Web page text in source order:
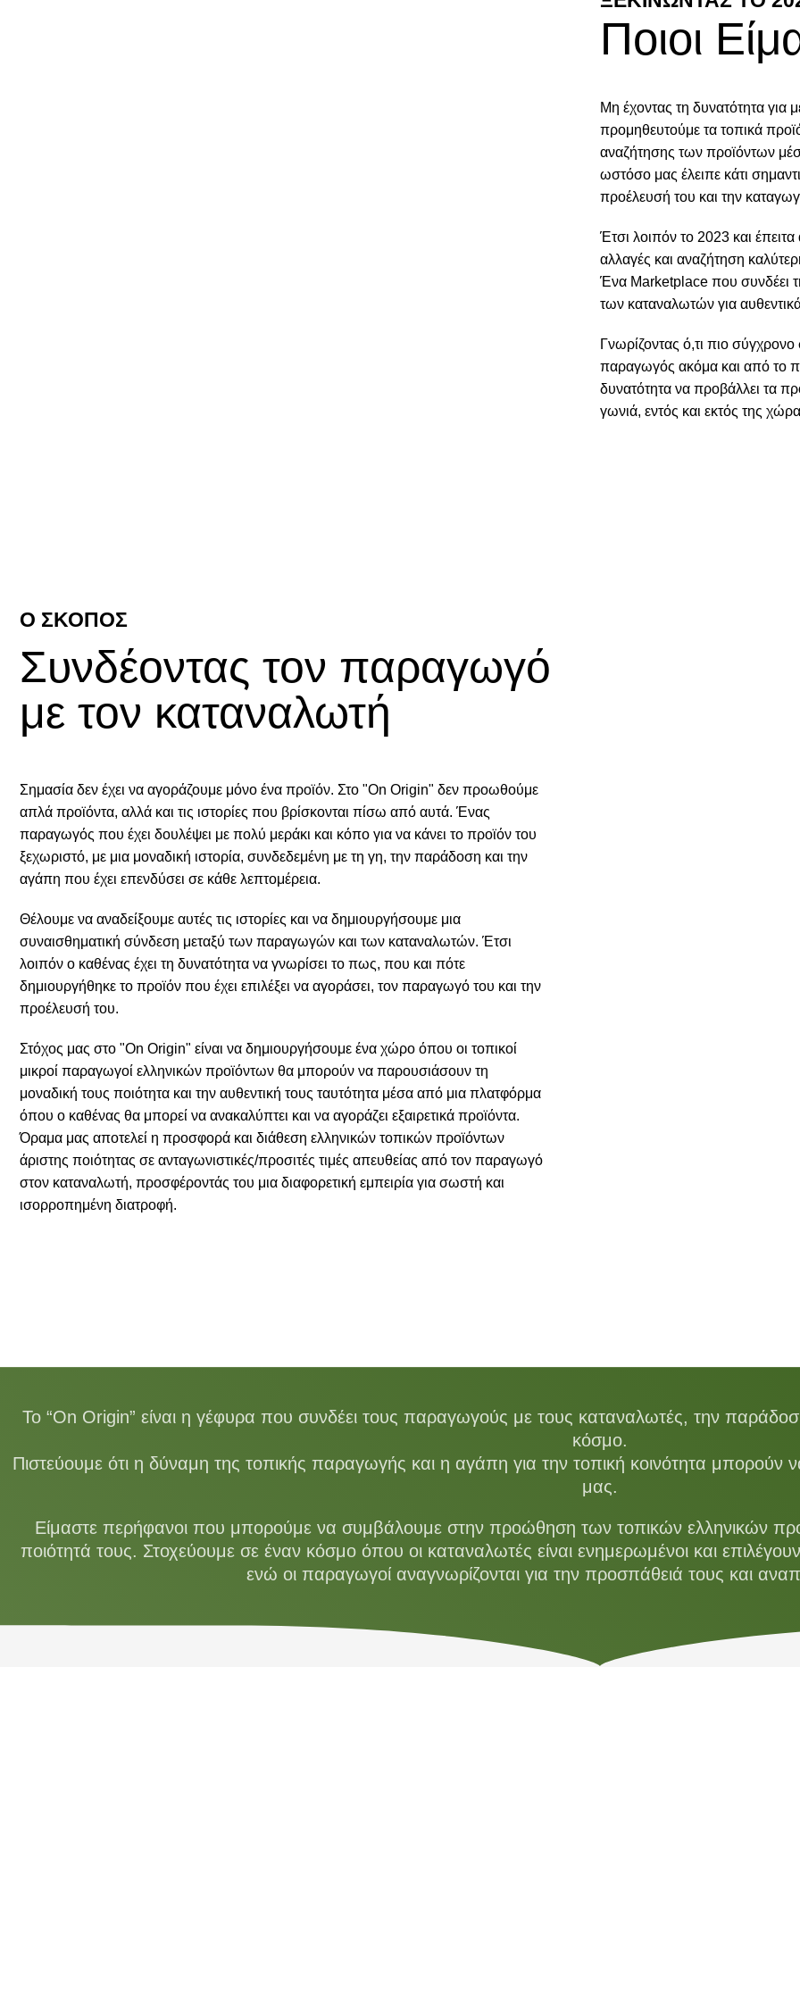
Ποιοι
Μη έχοντας τη δυνατότητα
προμηθευτούμε τα τοπικά
αναζήτησης των προϊόντων
ωστόσο μας έλειπε κάτι
προέλευσή του και την
Έτσι λοιπόν το 2023 και
αλλαγές και αναζήτηση
Ένα Μarketplace που συνδέει
των καταναλωτών για
Γνωρίζοντας ό,τι πιο
παραγωγός ακόμα και από το
δυνατότητα να προβάλλει τα
γωνιά, εντός και εκτός της
Ο ΣΚΟΠΟΣ
Συνδέοντας τον παραγωγό
με τον καταναλωτή
Σημασία δεν έχει να αγοράζουμε μόνο ένα προϊόν. Στο "On Origin" δεν προωθούμε
απλά προϊόντα, αλλά και τις ιστορίες που βρίσκονται πίσω από αυτά. Ένας
παραγωγός που έχει δουλέψει με πολύ μεράκι και κόπο για να κάνει το προϊόν του
ξεχωριστό, με μια μοναδική ιστορία, συνδεδεμένη με τη γη, την παράδοση και την
αγάπη που έχει επενδύσει σε κάθε λεπτομέρεια.
Θέλουμε να αναδείξουμε αυτές τις ιστορίες και να δημιουργήσουμε μια
συναισθηματική σύνδεση μεταξύ των παραγωγών και των καταναλωτών. Έτσι
λοιπόν ο καθένας έχει τη δυνατότητα να γνωρίσει το πως, που και πότε
δημιουργήθηκε το προϊόν που έχει επιλέξει να αγοράσει, τον παραγωγό του και την
προέλευσή του.
Στόχος μας στο "On Origin" είναι να δημιουργήσουμε ένα χώρο όπου οι τοπικοί
μικροί παραγωγοί ελληνικών προϊόντων θα μπορούν να παρουσιάσουν τη
μοναδική τους ποιότητα και την αυθεντική τους ταυτότητα μέσα από μια πλατφόρμα
όπου ο καθένας θα μπορεί να ανακαλύπτει και να αγοράζει εξαιρετικά προϊόντα.
Όραμα μας αποτελεί η προσφορά και διάθεση ελληνικών τοπικών προϊόντων
άριστης ποιότητας σε ανταγωνιστικές/προσιτές τιμές απευθείας από τον παραγωγό
στον καταναλωτή, προσφέροντάς του μια διαφορετική εμπειρία για σωστή και
ισορροπημένη διατροφή.
Το “On Origin” είναι η γέφυρα που συνδέει τους παραγωγούς με τους καταναλωτές, την
κόσμο.
Πιστεύουμε ότι η δύναμη της τοπικής παραγωγής και η αγάπη για την τοπική κοινότητα μπορούν
μας.
Είμαστε περήφανοι που μπορούμε να συμβάλουμε στην προώθηση των τοπικών ελληνικών
ποιότητά τους. Στοχεύουμε σε έναν κόσμο όπου οι καταναλωτές είναι ενημερωμένοι και
ενώ οι παραγωγοί αναγνωρίζονται για την προσπάθειά τους και